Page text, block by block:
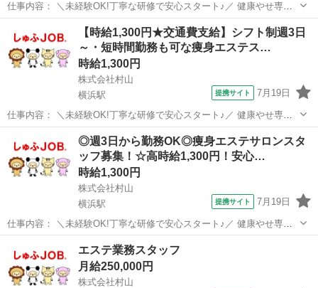
仕事内容： ＼未経験OK!丁寧な研修で安心スタート♪／ 健康やせ専門
イヴでは、未経験から美容のプロを目指せる環境を整えています。 お
客様の受付やカウンセリング、施術を通じて美容知識を身につけるこ
とができます。 ◆受付・カウ...
横浜駅 エステ
【時給1,300円★交通費支給】シフト制週3日
～・短時間勤務も可な痩身エステス…
時給1,300円
株式会社村山
横浜駅
提携サイト 7月19日
仕事内容： ＼未経験OK!丁寧な研修で安心スタート♪／ 健康やせ専門
イヴでは、未経験から美容のプロを目指せる環境を整えています。 お
客様の受付やカウンセリング、施術を通じて美容知識を身につけるこ
とができます。 ◆受付・カウ...
横浜市 横浜駅 エステ
◎週3日から勤務OK◎痩身エステサロンスタ
ッフ募集！☆高時給1,300円！安心…
時給1,300円
株式会社村山
横浜駅
提携サイト 7月19日
仕事内容： ＼未経験OK!丁寧な研修で安心スタート♪／ 健康やせ専門
イヴでは、未経験から美容のプロを目指せる環境を整えています。 お
客様の受付やカウンセリング、施術を通じて美容知識を身につけるこ
とができます。 ◆受付・カウ...
横浜駅 エステ
エステ業務スタッフ
月給250,000円
株式会社村山